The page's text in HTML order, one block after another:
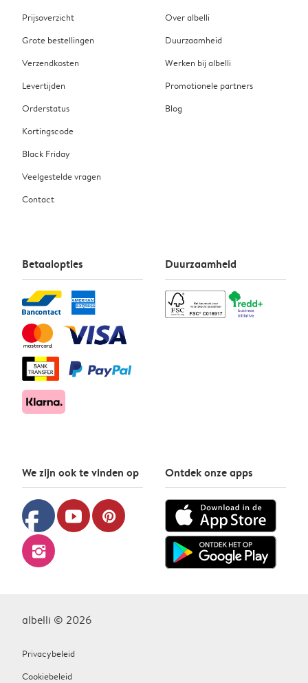
Prijsoverzicht
Grote bestellingen
Verzendkosten
Levertijden
Orderstatus
Kortingscode
Black Friday
Veelgestelde vragen
Contact
Over albelli
Duurzaamheid
Werken bij albelli
Promotionele partners
Blog
Betaalopties Duurzaamheid
We zijn ook te vinden op
facebook youtube pinterest
instagram
Ontdek onze apps
albelli © 2026
Privacybeleid
Cookiebeleid